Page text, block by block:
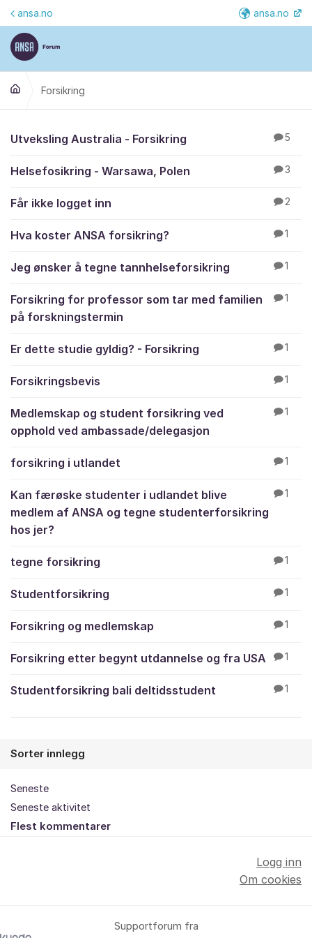
Gå til innhold
ansa.no ansa.no
Forsikring
Forsikring
Utveksling Australia - Forsikring 5
Helsefosikring - Warsawa, Polen 3
Får ikke logget inn 2
Hva koster ANSA forsikring? 1
Jeg ønsker å tegne tannhelseforsikring 1
Forsikring for professor som tar med familien
på forskningstermin
1
Er dette studie gyldig? - Forsikring 1
Forsikringsbevis 1
Medlemskap og student forsikring ved
opphold ved ambassade/delegasjon
1
forsikring i utlandet 1
Kan færøske studenter i udlandet blive
medlem af ANSA og tegne studenterforsikring
hos jer?
1
tegne forsikring 1
Studentforsikring 1
Forsikring og medlemskap 1
Forsikring etter begynt utdannelse og fra USA 1
Studentforsikring bali deltidsstudent 1
Sorter innlegg
Seneste
Seneste aktivitet
Flest kommentarer
Supportforum fra
Logg inn
Om cookies